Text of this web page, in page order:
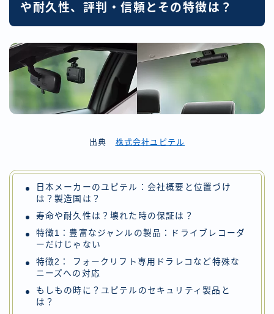
や耐久性、評判・信頼とその特徴は？
出典 株式会社ユピテル
日本メーカーのユピテル：会社概要と位置づけ
は？製造国は？
寿命や耐久性は？壊れた時の保証は？
特徴1：豊富なジャンルの製品：ドライブレコーダ
ーだけじゃない
特徴2： フォークリフト専用ドラレコなど特殊な
ニーズへの対応
もしもの時に？ユピテルのセキュリティ製品と
は？